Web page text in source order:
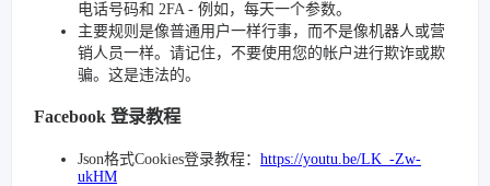
电话号码和 2FA - 例如，每天一个参数。
主要规则是像普通用户一样行事，而不是像机器人或营
销人员一样。请记住，不要使用您的帐户进行欺诈或欺
骗。这是违法的。
Facebook 登录教程
Json格式Cookies登录教程： https://youtu.be/LK_-Zw-
ukHM